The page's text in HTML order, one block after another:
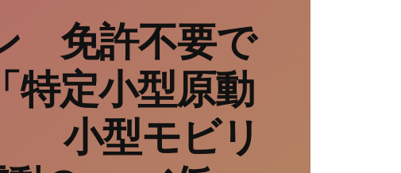
免許不要で
特定小型原動
小型モビリ